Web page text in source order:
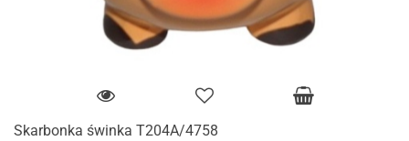
Skarbonka świnka T204A/4758